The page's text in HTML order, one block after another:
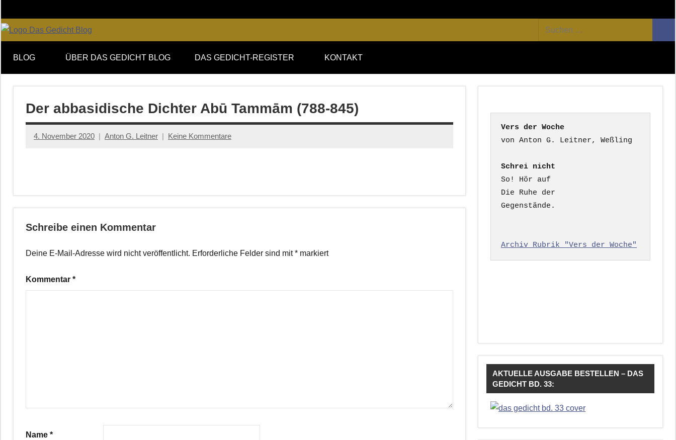
Inhalt
springen
DAS
GEDICHT
blog
von
DAS
GEDICHT.
Zeitschrift
für
Lyrik,
Essay
Suchen
nach:
BLOG ÜBER DAS GEDICHT BLOG DAS GEDICHT-REGISTER KONTAKT
Der abbasidische Dichter Abū Tammām (788-845)
4. November 2020 Anton G. Leitner Keine Kommentare
Schreibe einen Kommentar
Deine E-Mail-Adresse wird nicht veröffentlicht. Erforderliche Felder sind mit* markiert
Kommentar *
Name *
Vers der Woche
Schrei nicht
So! Hör auf
Die Ruhe der
Gegenstände.
Archiv Rubrik "Vers der Woche"
AKTUELLE AUSGABE BESTELLEN – DAS
GEDICHT BD. 33: